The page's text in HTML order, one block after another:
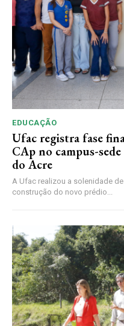
EDUCAÇÃO
Ufac registra fase
CAp no campus-
do Acre
A Ufac realizou a solenidade
construção do novo prédio...